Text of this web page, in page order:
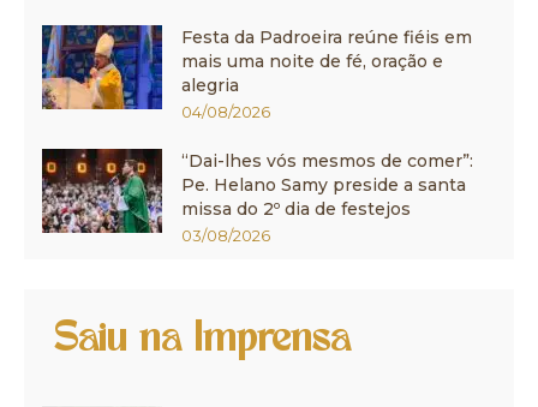
Festa da Padroeira reúne fiéis em
mais uma noite de fé, oração e
alegria
04/08/2026
“Dai-lhes vós mesmos de comer”:
Pe. Helano Samy preside a santa
missa do 2º dia de festejos
03/08/2026
Saiu na Imprensa